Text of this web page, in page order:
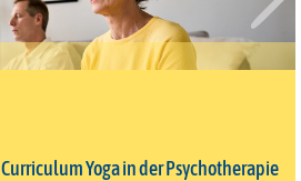
Curriculum Yoga in der Psychotherapie